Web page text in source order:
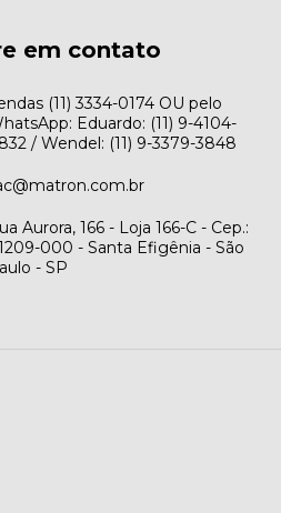
em contato
(11) 3334-0174 OU pelo
Eduardo: (11) 9-4104-
/ Wendel: (11) 9-3379-3848
Aurora, 166 - Loja 166-C - Cep.:
000 - Santa Efigênia - São
- SP